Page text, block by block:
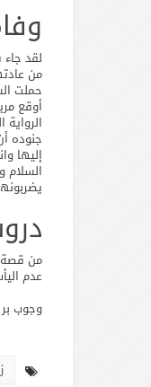
لقد
من
حملت
أوقع
جنوده
إليها
السلام
من قصة
عدم
وجوب بر